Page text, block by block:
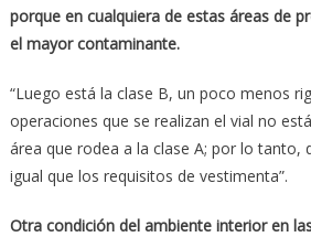
porque en cualquiera de estas áreas de
el mayor contaminante.
“Luego está la clase B, un poco menos
operaciones que se realizan el vial no
área que rodea a la clase A; por lo tanto,
igual que los requisitos de vestimenta”.
Otra condición del ambiente interior en